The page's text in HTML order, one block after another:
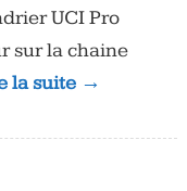
UCI Pro
sur la chaine
la suite →